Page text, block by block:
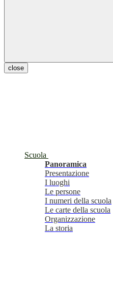
close
Scuola
Panoramica
Presentazione
I luoghi
Le persone
I numeri della scuola
Le carte della scuola
Organizzazione
La storia